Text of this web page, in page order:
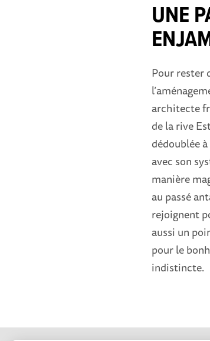
UNE
Pour rester
architecte
de la rive
dédoublée
avec son
manière
au passé
rejoignent
aussi un
pour le
indistincte.